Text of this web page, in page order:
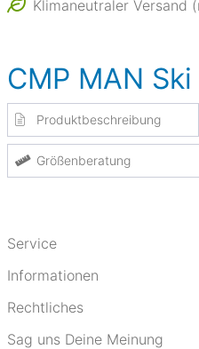
Klimaneutraler Versand
CMP MAN
Produktbeschreibung
Größenberatung
Service
Informationen
Rechtliches
Sag uns Deine Meinung